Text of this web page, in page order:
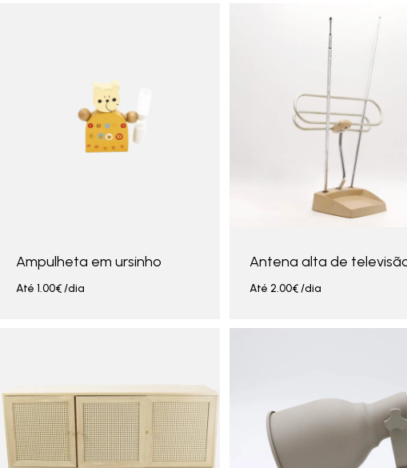
Ampulheta em ursinho
Até 1.00€/dia
Antena alta de
Até 2.00€/dia